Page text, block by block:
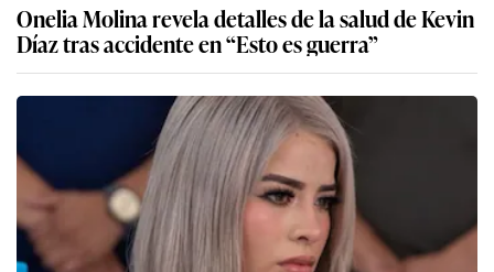
Onelia Molina revela detalles de la salud de Kevin
Díaz tras accidente en “Esto es guerra”